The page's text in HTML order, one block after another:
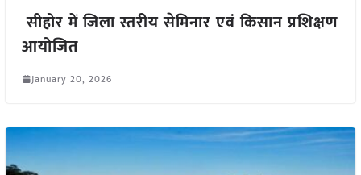
सीहोर में जिला स्तरीय सेमिनार एवं किसान प्रशिक्षण
आयोजित
January 20, 2026